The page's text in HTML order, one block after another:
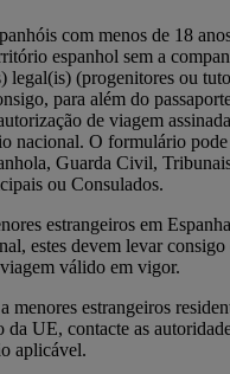
com menos de 18
espanhol sem a
legal(is) (progenitores ou
para além do
de viagem
nacional. O formulário
Guarda Civil,
ou Consulados.
estrangeiros em
estes devem levar consigo
válido em vigor.
menores estrangeiros
da UE, contacte as
aplicável.